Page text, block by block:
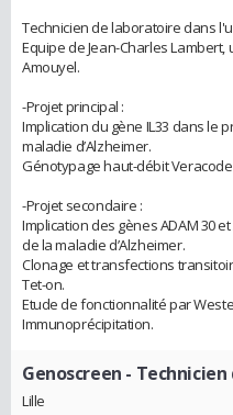
Technicien de laboratoire dans
Equipe de Jean-Charles
Amouyel.
-Projet principal :
Implication du gène IL33 dans le
maladie d’Alzheimer.
Génotypage haut-débit
-Projet secondaire :
Implication des gènes ADAM 30
de la maladie d’Alzheimer.
Clonage et transfections
Tet-on.
Etude de fonctionnalité par
Immunoprécipitation.
Genoscreen -
Lille